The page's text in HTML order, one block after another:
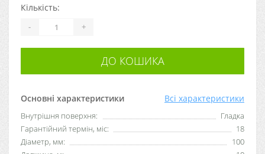
Основні характеристики Всі характеристики
Внутрішня поверхня:
Гладка
Гарантійний термін, міс:
18
Діаметр, мм:
100
Кількість:
- +
ДО КОШИКА